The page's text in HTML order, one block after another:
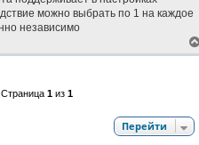
можно выбрать по 1 на каждое
независимо
1из 1
Перейти